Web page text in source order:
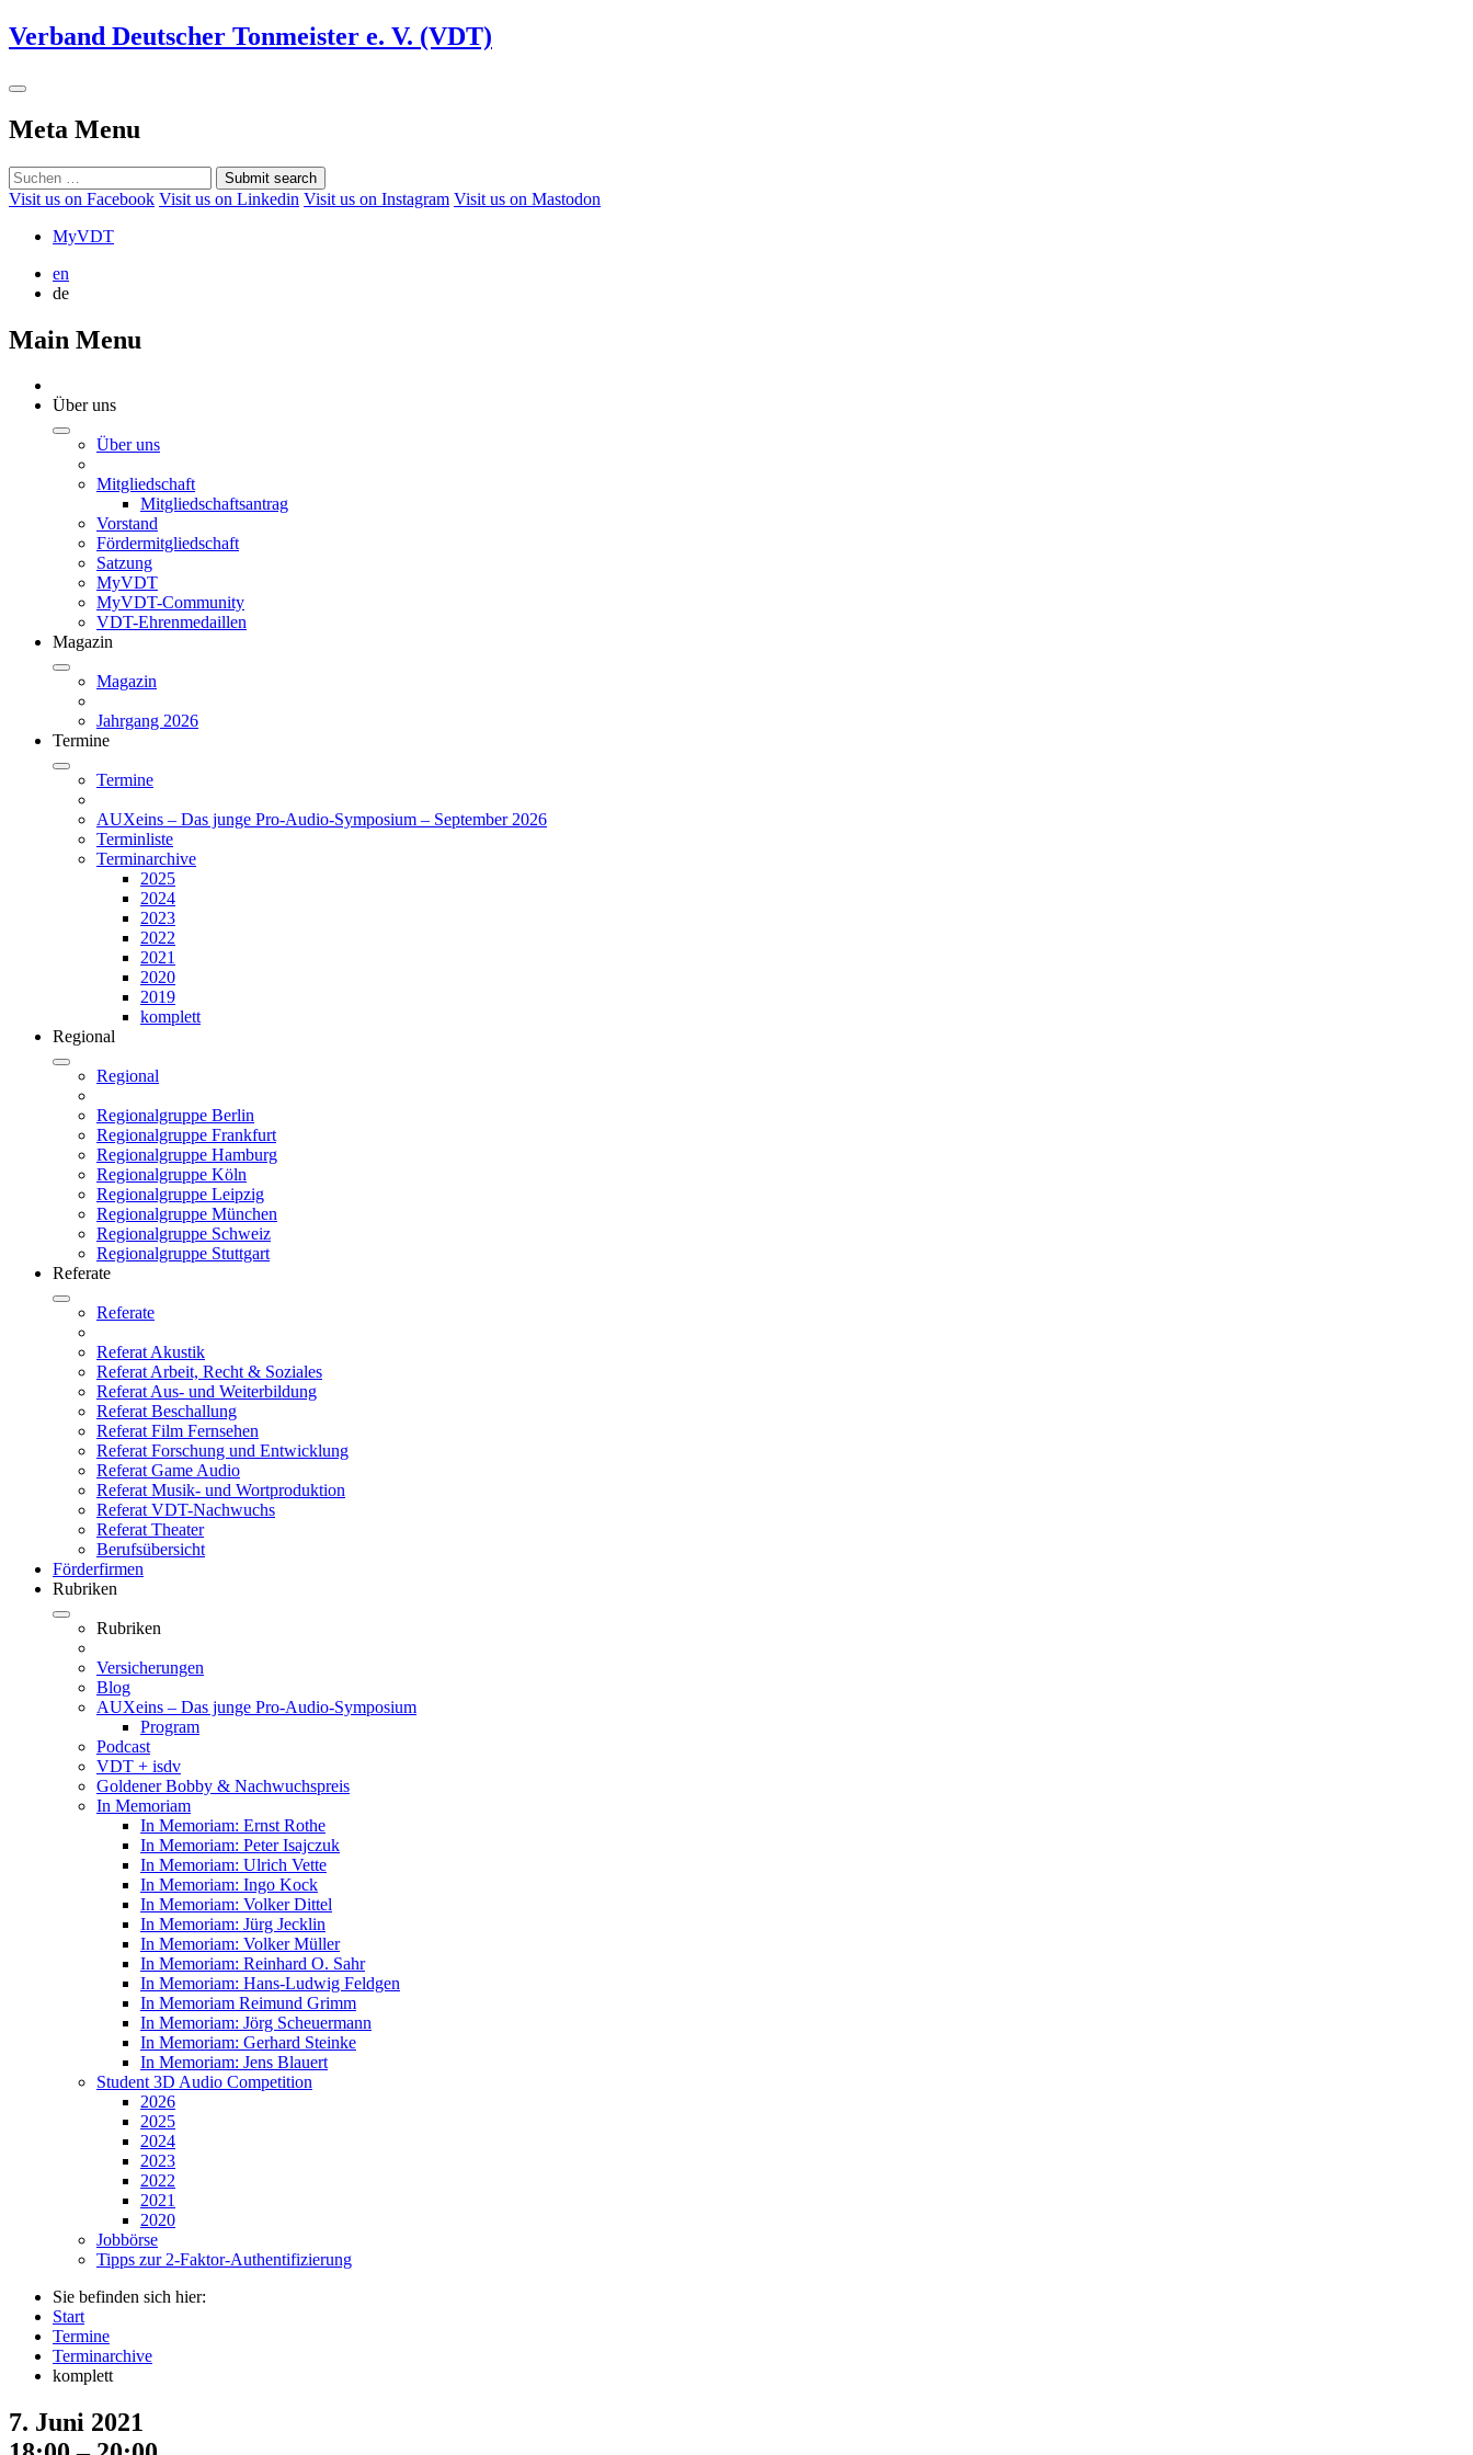
Verband Deutscher Tonmeister e. V. (VDT)
Meta Menu
Submit search
Visit us on Facebook Visit us on Linkedin Visit us on Instagram Visit us on Mastodon
MyVDT
en
de
Main Menu
Über uns
Über uns
Mitgliedschaft
Mitgliedschaftsantrag
Vorstand
Fördermitgliedschaft
Satzung
MyVDT
MyVDT-Community
VDT-Ehrenmedaillen
Magazin
Magazin
Jahrgang 2026
Termine
Termine
AUXeins – Das junge Pro-Audio-Symposium – September 2026
Terminliste
Terminarchive
2025
2024
2023
2022
2021
2020
2019
komplett
Regional
Regional
Regionalgruppe Berlin
Regionalgruppe Frankfurt
Regionalgruppe Hamburg
Regionalgruppe Köln
Regionalgruppe Leipzig
Regionalgruppe München
Regionalgruppe Schweiz
Regionalgruppe Stuttgart
Referate
Referate
Referat Akustik
Referat Arbeit, Recht & Soziales
Referat Aus- und Weiterbildung
Referat Beschallung
Referat Film Fernsehen
Referat Forschung und Entwicklung
Referat Game Audio
Referat Musik- und Wortproduktion
Referat VDT-Nachwuchs
Referat Theater
Berufsübersicht
Förderfirmen
Rubriken
Rubriken
Versicherungen
Blog
AUXeins – Das junge Pro-Audio-Symposium
Program
Podcast
VDT + isdv
Goldener Bobby & Nachwuchspreis
In Memoriam
In Memoriam: Ernst Rothe
In Memoriam: Peter Isajczuk
In Memoriam: Ulrich Vette
In Memoriam: Ingo Kock
In Memoriam: Volker Dittel
In Memoriam: Jürg Jecklin
In Memoriam: Volker Müller
In Memoriam: Reinhard O. Sahr
In Memoriam: Hans-Ludwig Feldgen
In Memoriam Reimund Grimm
In Memoriam: Jörg Scheuermann
In Memoriam: Gerhard Steinke
In Memoriam: Jens Blauert
Student 3D Audio Competition
2026
2025
2024
2023
2022
2021
2020
Jobbörse
Tipps zur 2-Faktor-Authentifizierung
Sie befinden sich hier:
Start
Termine
Terminarchive
komplett
7. Juni 2021